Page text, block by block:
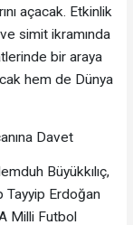
açacak. Etkinlik
simit ikramında
bir araya
hem de Dünya
Davet
Büyükkılıç,
Tayyip Erdoğan
Milli Futbol